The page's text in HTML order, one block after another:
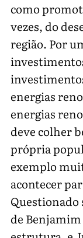
como
vezes, do
região. Por
energias
energias
deve colher
própria
exemplo
acontecer
Questionado
de